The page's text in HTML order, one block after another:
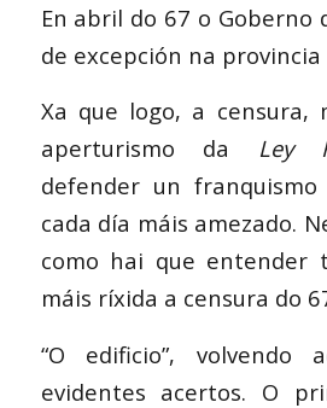
En abril do 67 o Goberno
de excepción na provincia
Xa que logo, a censura,
aperturismo da Ley
defender un
cada día máis amezado.
como hai que entender
máis ríxida a censura do
“O edificio”, volvendo
evidentes acertos. O